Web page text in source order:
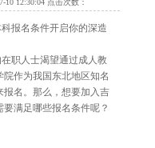
10 12:30:04 点击次数：
报名条件开启你的深造
职人士渴望通过成人教
作为我国东北地区知名
报名。那么，想要加入吉
满足哪些报名条件呢？